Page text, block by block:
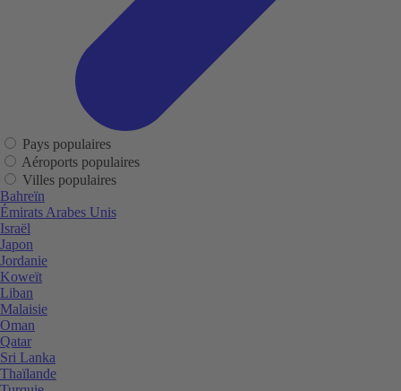
Pays populaires
Aéroports populaires
Villes populaires
Bahreïn
Émirats Arabes Unis
Israël
Japon
Jordanie
Koweït
Liban
Malaisie
Oman
Qatar
Sri Lanka
Thaïlande